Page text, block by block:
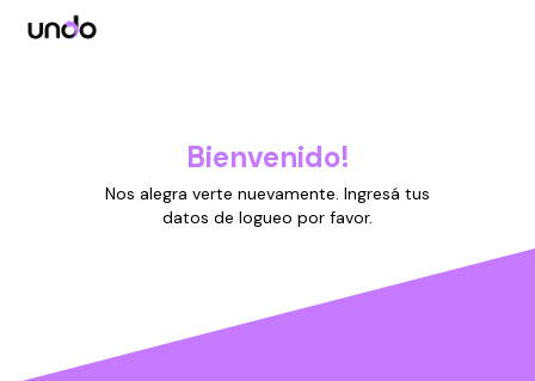
Bienvenido!
Nos alegra verte nuevamente. Ingresá tus
datos de logueo por favor.